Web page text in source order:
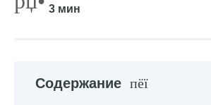
3 мин
Содержание